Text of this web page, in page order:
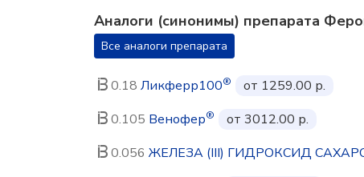
Аналоги (синонимы) препарата
Все аналоги препарата
0.18 Ликферр100®
от 1259.00 р.
0.105 Венофер®
от 3012.00 р.
0.056 ЖЕЛЕЗА (III) ГИДРОКСИД